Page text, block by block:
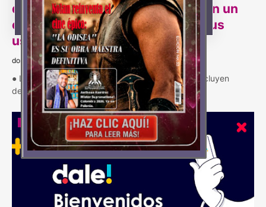
dale! potencia el ahorro diario con un
ecosistema de beneficios para sus
usuarios
domingo, diciembre 29, 2024
● Las alianzas habilitadas por la billetera digital incluyen
descuentos en supermercados, gra…